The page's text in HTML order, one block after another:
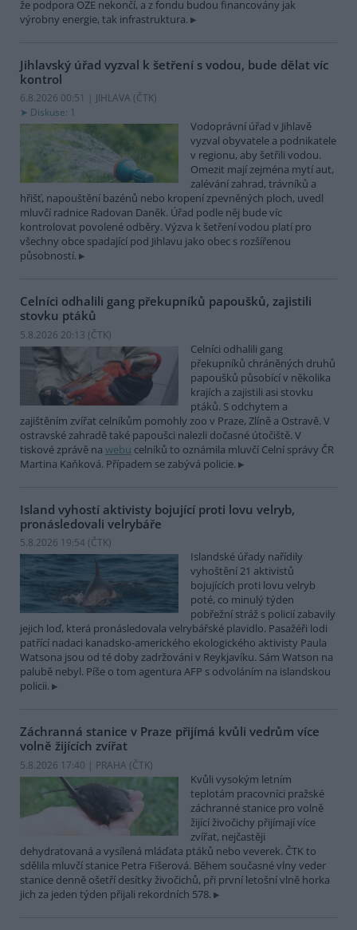
že podpora OZE nekončí, a z fondu budou financovány jak
výrobny energie, tak infrastruktura.
Jihlavský úřad vyzval k šetření s vodou, bude dělat víc
kontrol
6.8.2026 00:51 | JIHLAVA (ČTK)
Diskuse: 1
Vodoprávní úřad v Jihlavě
vyzval obyvatele a podnikatele
v regionu, aby šetřili vodou.
Omezit mají zejména mytí aut,
zalévání zahrad, trávníků a
hřišť, napouštění bazénů nebo kropení zpevněných ploch, uvedl
mluvčí radnice Radovan Daněk. Úřad podle něj bude víc
kontrolovat povolené odběry. Výzva k šetření vodou platí pro
všechny obce spadající pod Jihlavu jako obec s rozšířenou
působností.
Celníci odhalili gang překupníků papoušků, zajistili
stovku ptáků
5.8.2026 20:13 (ČTK)
Celníci odhalili gang
překupníků chráněných druhů
papoušků působící v několika
krajích a zajistili asi stovku
ptáků. S odchytem a
zajištěním zvířat celníkům pomohly zoo v Praze, Zlíně a Ostravě. V
ostravské zahradě také papoušci nalezli dočasné útočiště. V
tiskové zprávě na webu celníků to oznámila mluvčí Celní správy ČR
Martina Kaňková. Případem se zabývá policie.
Island vyhostí aktivisty bojující proti lovu velryb,
pronásledovali velrybáře
5.8.2026 19:54 (ČTK)
Islandské úřady nařídily
vyhoštění 21 aktivistů
bojujících proti lovu velryb
poté, co minulý týden
pobřežní stráž s policií zabavily
jejich loď, která pronásledovala velrybářské plavidlo. Pasažéři lodi
patřící nadaci kanadsko-amerického ekologického aktivisty Paula
Watsona jsou od té doby zadržováni v Reykjavíku. Sám Watson na
palubě nebyl. Píše o tom agentura AFP s odvoláním na islandskou
policii.
Záchranná stanice v Praze přijímá kvůli vedrům více
volně žijících zvířat
5.8.2026 17:40 | PRAHA (ČTK)
Kvůli vysokým letním
teplotám pracovníci pražské
záchranné stanice pro volně
žijící živočichy přijímají více
zvířat, nejčastěji
dehydratovaná a vysílená mláďata ptáků nebo veverek. ČTK to
sdělila mluvčí stanice Petra Fišerová. Během současné vlny veder
stanice denně ošetří desítky živočichů, při první letošní vlně horka
jich za jeden týden přijali rekordních 578.